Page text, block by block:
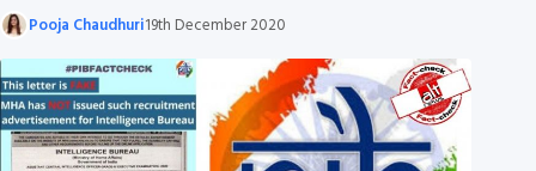
Pooja Chaudhuri19th December 2020